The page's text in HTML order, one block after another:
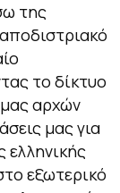
της
το δίκτυο
αρχών
μας για
εξωτερικό